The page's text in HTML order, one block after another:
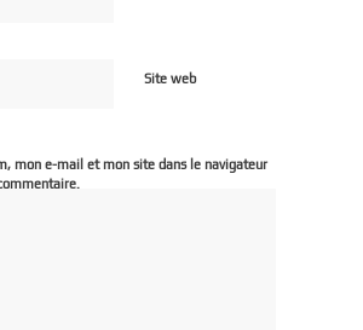
Site web
mon e-mail et mon site dans le navigateur